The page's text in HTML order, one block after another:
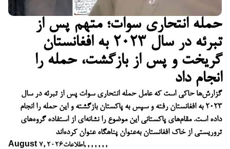
حمله انتحاری سوات؛ متهم پس از
تبرئه در سال ۲۰۲۳ به افغانستان
گریخت و پس از بازگشت، حمله را
انجام داد
گزارش‌ها حاکی است که عامل حمله انتحاری سوات پس از تبرئه در سال
۲۰۲۳ به افغانستان رفته و سپس به پاکستان بازگشته و این حمله را انجام
داده است. مقام‌های پاکستانی این موضوع را نشانه‌ای از استفاده گروه‌های
تروریستی از خاک افغانستان به‌عنوان پناهگاه عنوان کرده‌اند
August 7, 2026اطلاعات, , , , , , ,